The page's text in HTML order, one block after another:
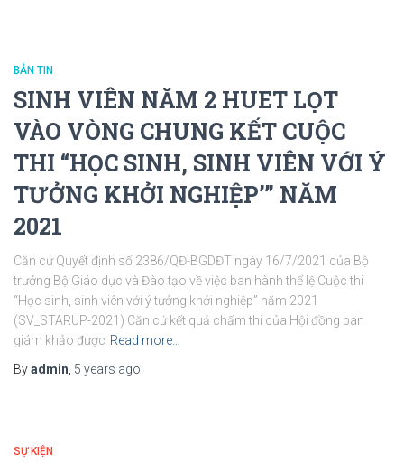
BẢN TIN
SINH VIÊN NĂM 2 HUET LỌT
VÀO VÒNG CHUNG KẾT CUỘC
THI “HỌC SINH, SINH VIÊN VỚI Ý
TƯỞNG KHỞI NGHIỆP’” NĂM
2021
Căn cứ Quyết định số 2386/QĐ-BGDĐT ngày 16/7/2021 của Bộ
trưởng Bộ Giáo dục và Đào tạo về việc ban hành thể lệ Cuộc thi
“Học sinh, sinh viên với ý tưởng khởi nghiệp” năm 2021
(SV_STARUP-2021) Căn cứ kết quả chấm thi của Hội đồng ban
giám khảo được Read more…
Byadmin 5 years ago
SỰ KIỆN